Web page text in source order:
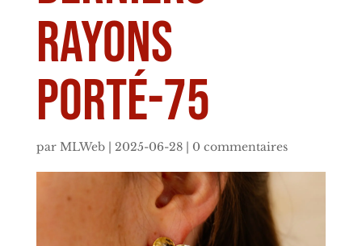
rayons
porté-75
par MLWeb| 2025-06-28| 0 commentaires